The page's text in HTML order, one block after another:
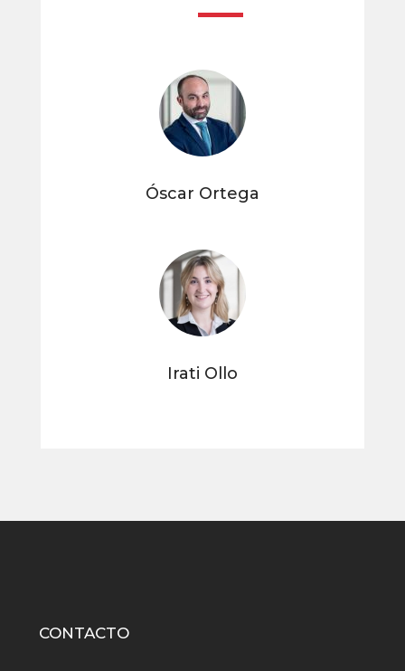
Óscar Ortega
Irati Ollo
CONTACTO